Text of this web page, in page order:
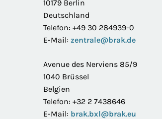
10179 Berlin
Deutschland
Telefon: +49 30 284939-0
E-Mail: zentrale@brak.de
Avenue des Nerviens 85/9
1040 Brüssel
Belgien
Telefon: +32 2 7438646
E-Mail: brak.bxl@brak.eu